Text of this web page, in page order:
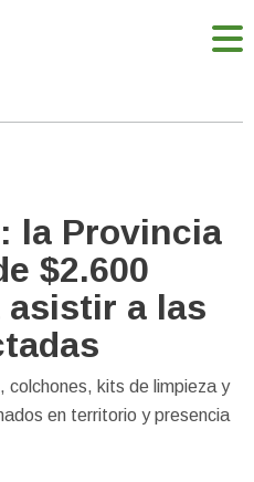
la Provincia
$2.600
asistir a las
colchones, kits de limpieza y
en territorio y presencia